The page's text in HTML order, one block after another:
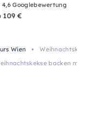
4,6Googlebewertung
109 €
Wien
backen mit